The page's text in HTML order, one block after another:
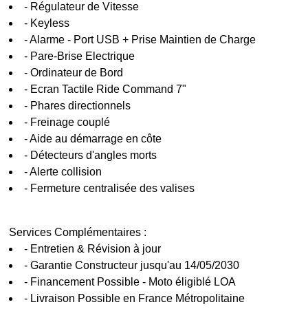
- Régulateur de Vitesse
- Keyless
- Alarme - Port USB + Prise Maintien de Charge
- Pare-Brise Electrique
- Ordinateur de Bord
- Ecran Tactile Ride Command 7"
- Phares directionnels
- Freinage couplé
- Aide au démarrage en côte
- Détecteurs d'angles morts
- Alerte collision
- Fermeture centralisée des valises
Services Complémentaires :
- Entretien & Révision à jour
- Garantie Constructeur jusqu'au 14/05/2030
- Financement Possible - Moto éligiblé LOA
- Livraison Possible en France Métropolitaine